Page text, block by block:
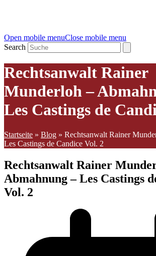
Open mobile menuClose mobile menu
Search
Rechtsanwalt Rainer
Munderloh –
Les Castings de
Startseite » Blog » Rechtsanwalt Rainer
Les Castings de Candice Vol. 2
Rechtsanwalt Rainer
Abmahnung – Les Castings
Vol. 2